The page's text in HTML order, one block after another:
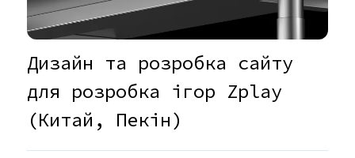
Дизайн та розробка сайту
для розробка ігор Zplay
(Китай, Пекін)